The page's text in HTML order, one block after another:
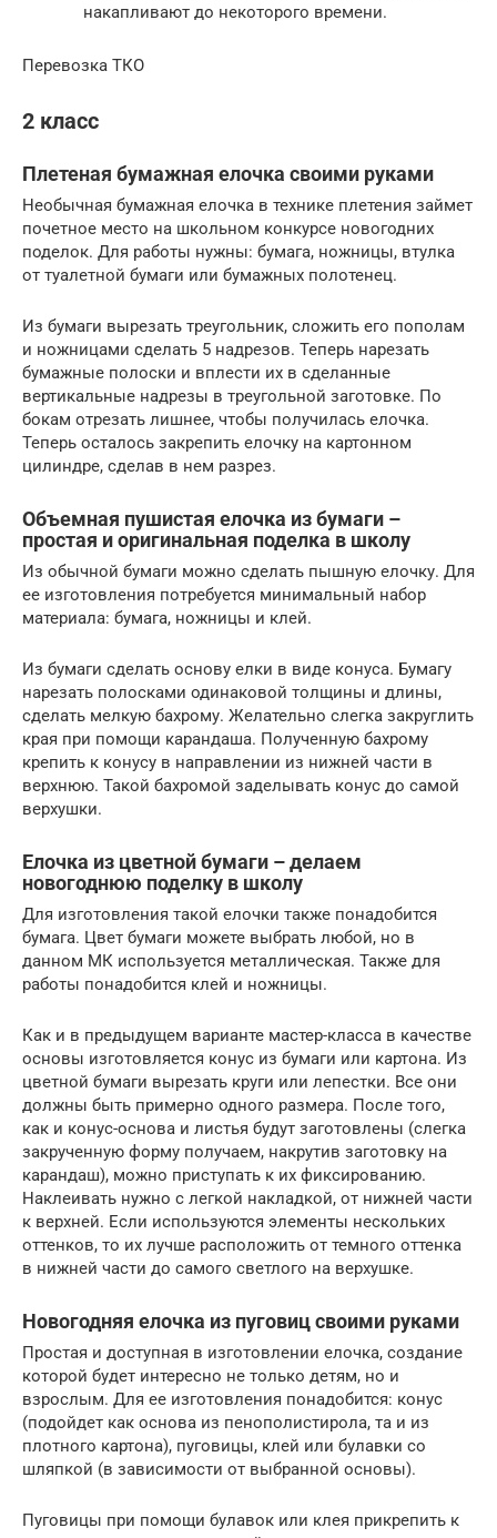
накапливают до некоторого времени.
Перевозка ТКО
2 класс
Плетеная бумажная елочка своими руками
Необычная бумажная елочка в технике плетения займет
почетное место на школьном конкурсе новогодних
поделок. Для работы нужны: бумага, ножницы, втулка
от туалетной бумаги или бумажных полотенец.
Из бумаги вырезать треугольник, сложить его пополам
и ножницами сделать 5 надрезов. Теперь нарезать
бумажные полоски и вплести их в сделанные
вертикальные надрезы в треугольной заготовке. По
бокам отрезать лишнее, чтобы получилась елочка.
Теперь осталось закрепить елочку на картонном
цилиндре, сделав в нем разрез.
Объемная пушистая елочка из бумаги –
простая и оригинальная поделка в школу
Из обычной бумаги можно сделать пышную елочку. Для
ее изготовления потребуется минимальный набор
материала: бумага, ножницы и клей.
Из бумаги сделать основу елки в виде конуса. Бумагу
нарезать полосками одинаковой толщины и длины,
сделать мелкую бахрому. Желательно слегка закруглить
края при помощи карандаша. Полученную бахрому
крепить к конусу в направлении из нижней части в
верхнюю. Такой бахромой заделывать конус до самой
верхушки.
Елочка из цветной бумаги – делаем
новогоднюю поделку в школу
Для изготовления такой елочки также понадобится
бумага. Цвет бумаги можете выбрать любой, но в
данном МК используется металлическая. Также для
работы понадобится клей и ножницы.
Как и в предыдущем варианте мастер-класса в качестве
основы изготовляется конус из бумаги или картона. Из
цветной бумаги вырезать круги или лепестки. Все они
должны быть примерно одного размера. После того,
как и конус-основа и листья будут заготовлены (слегка
закрученную форму получаем, накрутив заготовку на
карандаш), можно приступать к их фиксированию.
Наклеивать нужно с легкой накладкой, от нижней части
к верхней. Если используются элементы нескольких
оттенков, то их лучше расположить от темного оттенка
в нижней части до самого светлого на верхушке.
Новогодняя елочка из пуговиц своими руками
Простая и доступная в изготовлении елочка, создание
которой будет интересно не только детям, но и
взрослым. Для ее изготовления понадобится: конус
(подойдет как основа из пенополистирола, та и из
плотного картона), пуговицы, клей или булавки со
шляпкой (в зависимости от выбранной основы).
Пуговицы при помощи булавок или клея прикрепить к